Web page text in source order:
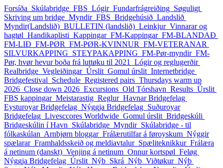
Forsíða Skúlabridge FBS Lógir Fundarfrágreiðing Søguligt
Skriving um bridge Myndir_FBS Bridgehúsið Landslið
Myndir(Landslið) BULLETIN (landslið) Leinkjur Vinnarar og
hagtøl Handikaplisti Kappingar FM-Kappingar FM-BLANDAÐ
FM-LIÐ FM-PØR FM-PØR-KVINNUR FM-VETERANAR
SILVURKAPPING STEYPAKAPPING FM-Pør-myndir FM-
Pør, hvør hevur boða frá luttøku til 2021 Lógir og reglugerðir
Realbridge Vegleiðingar Úrslit Gomul úrslit Internetbridge
Bridgefestival Schedule Registered pairs Thursdays warm up
2026 Close down 2026 Excursions Old Tórshavn Results Úrslit
FBS kappingar Meistarastig Reglur Havnar Bridgefelag
Eysturoyar Bridgefelag Nýggja Bridgefelag Suðuroyar
Bridgefelag Livesccores Worldwide Gomul úrslit Bridgeskúli
Bridgeskúlin í Havn Skúlabridge Myndir Skúlabridge - til
fólkaskúlan Arnbjørn bloggar Frálærutilfar á føroyskum Nýggir
spælarar Framhaldsskeið og meldiavtalur Spæliteknikkur Frálæra
á netinum (danskt) Venjing á netinum Onnur kortspøl Feløg
Nýggja Bridgefelag Úrslit_Nýb Skrá_Nýb Viðtøkur_Nýb